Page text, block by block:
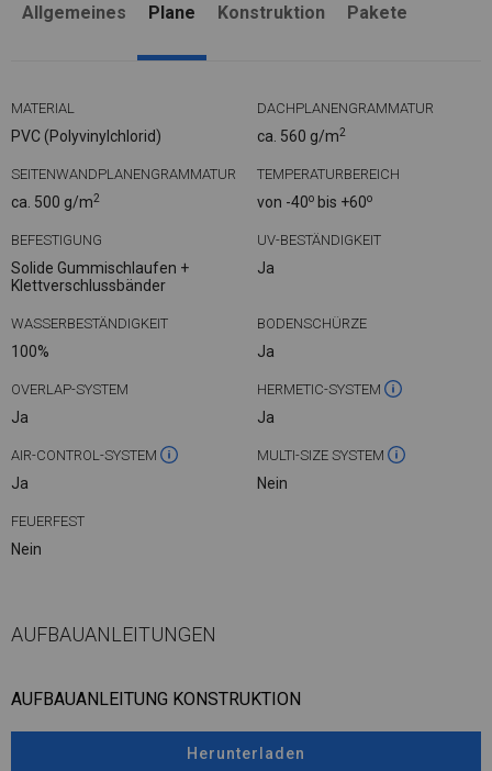
Allgemeines Plane Konstruktion Pakete
MATERIAL
PVC (Polyvinylchlorid)
DACHPLANENGRAMMATUR
ca. 560 g/m2
SEITENWANDPLANENGRAMMATUR
ca. 500 g/m2
TEMPERATURBEREICH
von -40o bis +60o
BEFESTIGUNG
Solide Gummischlaufen +
Klettverschlussbänder
UV-BESTÄNDIGKEIT
Ja
WASSERBESTÄNDIGKEIT
100%
BODENSCHÜRZE
Ja
OVERLAP-SYSTEM
Ja
HERMETIC-SYSTEM
Ja
AIR-CONTROL-SYSTEM
Ja
MULTI-SIZE SYSTEM
Nein
FEUERFEST
Nein
AUFBAUANLEITUNGEN
AUFBAUANLEITUNG KONSTRUKTION
Herunterladen